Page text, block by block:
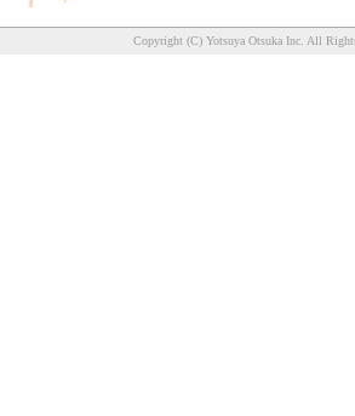
Copyright (C) Yotsuya Otsuka Inc. All Rights